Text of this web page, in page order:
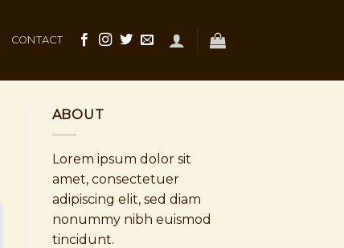
CONTACT
ABOUT
Lorem ipsum dolor sit
amet, consectetuer
adipiscing elit, sed diam
nonummy nibh euismod
tincidunt.